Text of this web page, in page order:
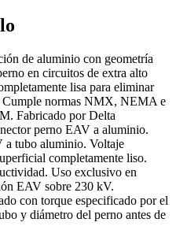
de aluminio con geometría
en circuitos de extra alto
lisa para eliminar
Cumple normas NMX, NEMA e
Fabricado por Delta
perno EAV a aluminio.
a tubo aluminio. Voltaje
completamente liso.
Uso exclusivo en
EAV sobre 230 kV.
con torque especificado por el
y diámetro del perno antes de